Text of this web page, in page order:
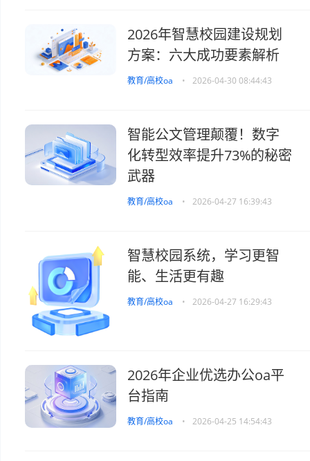
2026年智慧校园建设规划
方案：六大成功要素解析
教育/高校oa • 2026-04-30 08:44:43
智能公文管理颠覆！数字
化转型效率提升73%的秘密
武器
教育/高校oa • 2026-04-27 16:39:43
智慧校园系统，学习更智
能、生活更有趣
教育/高校oa • 2026-04-27 16:29:43
2026年企业优选办公oa平
台指南
教育/高校oa • 2026-04-25 14:54:43